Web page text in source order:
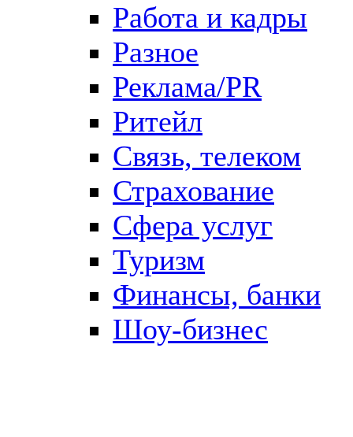
Работа и кадры
Разное
Реклама/PR
Ритейл
Связь, телеком
Страхование
Сфера услуг
Туризм
Финансы, банки
Шоу-бизнес